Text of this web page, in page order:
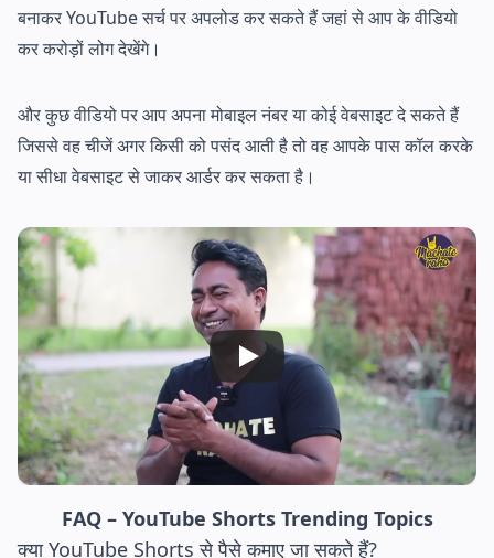
बनाकर YouTube सर्च पर अपलोड कर सकते हैं जहां से आप के वीडियो
कर करोड़ों लोग देखेंगे।
और कुछ वीडियो पर आप अपना मोबाइल नंबर या कोई वेबसाइट दे सकते हैं
जिससे वह चीजें अगर किसी को पसंद आती है तो वह आपके पास कॉल करके
या सीधा वेबसाइट से जाकर आर्डर कर सकता है।
FAQ – YouTube Shorts Trending Topics
क्या YouTube Shorts से पैसे कमाए जा सकते हैं?